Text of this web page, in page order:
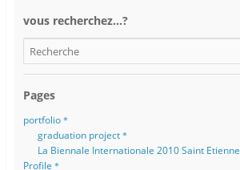
vous recherchez…?
Pages
portfolio＊
graduation project＊
La Biennale Internationale 2010 Saint Etienne
Profile＊